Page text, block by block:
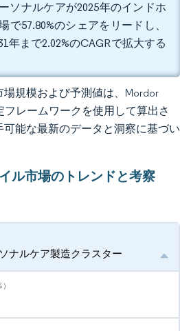
ソナルケアが2025年のインドホ
で57.80%のシェアをリードし、
年まで2.02%のCAGRで拡大する
規模および予測値は、Mordor
フレームワークを使用して算出さ
可能な最新のデータと洞察に基づい
ル市場のトレンドと考察
ナルケア製造クラスター